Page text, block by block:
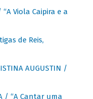
“A Viola Caipira e a
de Reis,
AUGUSTIN /
/ “A Cantar uma